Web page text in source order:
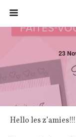
23
Hello les z’amies!!!